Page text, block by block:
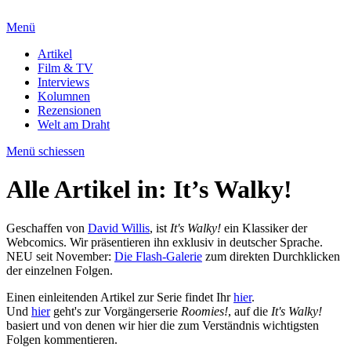
Menü
Artikel
Film & TV
Interviews
Kolumnen
Rezensionen
Welt am Draht
Menü schiessen
Alle Artikel in: It’s Walky!
Geschaffen von David Willis, ist It's Walky! ein Klassiker der
Webcomics. Wir präsentieren ihn exklusiv in deutscher Sprache.
NEU seit November: Die Flash-Galerie zum direkten Durchklicken
der einzelnen Folgen.
Einen einleitenden Artikel zur Serie findet Ihrhier.
Und hiergeht's zur Vorgängerserie Roomies!, auf die It's Walky!
basiert und von denen wir hier die zum Verständnis wichtigsten
Folgen kommentieren.